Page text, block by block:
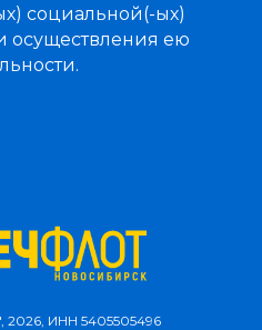
социальной(-ых)
осуществления ею
ИНН 5405505496